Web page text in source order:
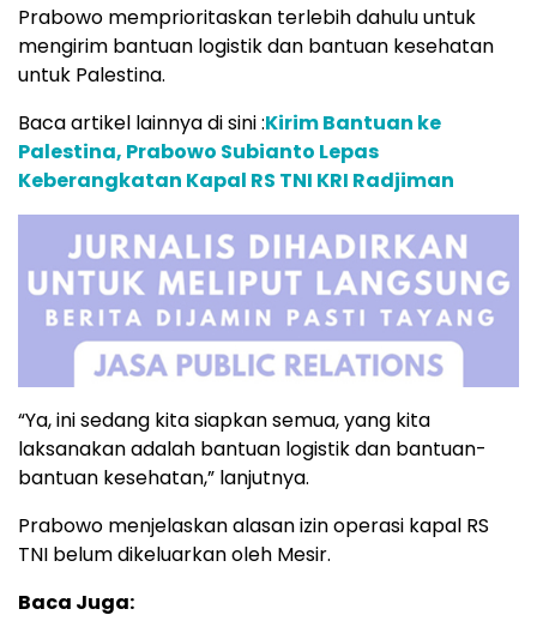
Prabowo memprioritaskan terlebih dahulu untuk
mengirim bantuan logistik dan bantuan kesehatan
untuk Palestina.
Baca artikel lainnya di sini :Kirim Bantuan ke
Palestina, Prabowo Subianto Lepas
Keberangkatan Kapal RS TNI KRI Radjiman
“Ya, ini sedang kita siapkan semua, yang kita
laksanakan adalah bantuan logistik dan bantuan-
bantuan kesehatan,” lanjutnya.
Prabowo menjelaskan alasan izin operasi kapal RS
TNI belum dikeluarkan oleh Mesir.
Baca Juga: